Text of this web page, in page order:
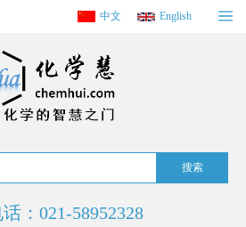
中文 English
：021-58952328